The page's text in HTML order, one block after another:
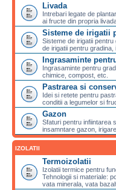
Livada
Intrebari legate de
ai fructe din propria
Sisteme de irigatii
Sisteme de irigatii
de irigatii pentru gradina,
Ingrasaminte
Ingrasaminte pentru
chimice, compost, etc.
Pastrarea si
Idei si retete pentru
conditii a legumelor si
Gazon
Sfaturi pentru infiintarea
insamntare gazon,
IZOLATII
Termoizolatii
Izolatii termice pentru
Tehnologii si materiale:
vata minerala, vata